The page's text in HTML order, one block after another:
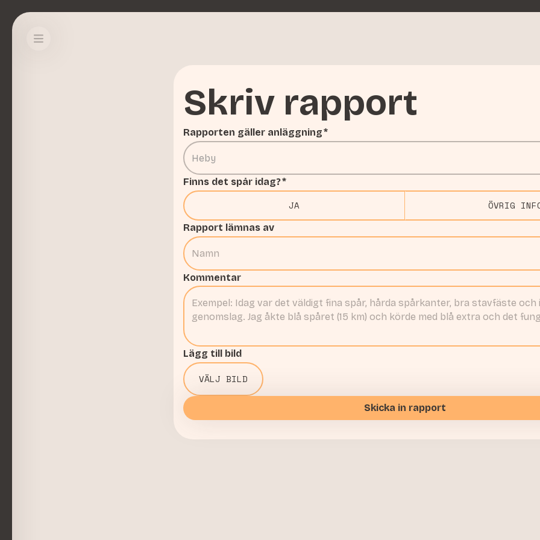
Skriv rapport
Rapporten gäller anläggning*
Finns det spår idag?*
JA ÖVRIG
Rapport lämnas av
Kommentar
Lägg till bild
VÄLJ BILD
Skicka in rapport